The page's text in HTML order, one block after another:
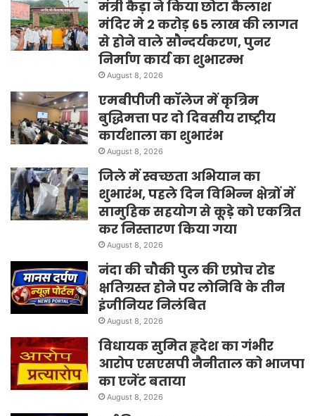
मंत्री कैड़ा ने किया छोटा कैलाश
मंदिर मे 2 करोड़ 65 लाख की लागत
से होने वाले सौन्दर्यकरण, पुनर
निर्माण कार्य का शुभारम्भ
August 8, 2026
एमबीपीजी कॉलेज में कृत्रिम
बुद्धिमत्ता पर दो दिवसीय राष्ट्रीय
कार्यशाला का शुभारंभ
August 8, 2026
जिले में स्वच्छता अभियान का
शुभारंभ, पहले दिन विभिन्न क्षेत्रों में
सामुहिक सहयोग से कूड़े को एकत्रित
कर निस्तारण किया गया
August 8, 2026
नंदा की चौकी पुल की एप्रोच रोड
क्षतिग्रस्त होने पर लोनिवि के तीन
इंजीनियर निलंबित
August 8, 2026
विधायक सुमित हृदेश का गंभीर
आरोप एसएसपी नैनीताल को भाजपा
का एजेंट बताया
August 8, 2026